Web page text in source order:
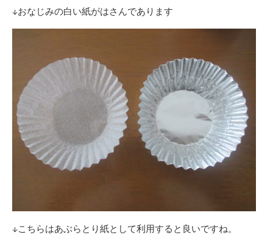
↓おなじみの白い紙がはさんであります
↓こちらはあぶらとり紙として利用すると良いですね。